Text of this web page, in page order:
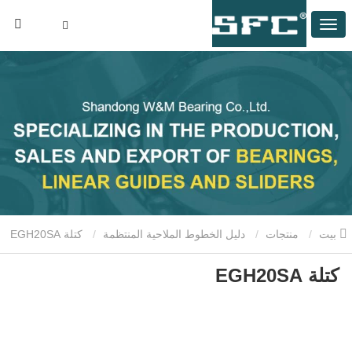
منتجات دليل الخطوط الملاحية المنتظمة
كتلة EGH20SA